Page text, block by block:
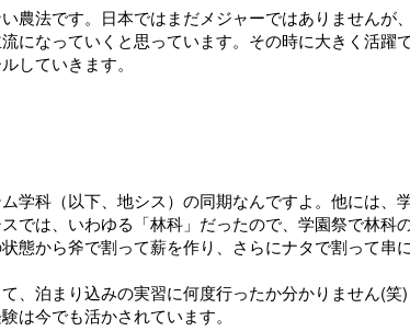
農法です。日本ではまだメジャーではありませんが
になっていくと思っています。その時に大きく活躍
していきます。
学科（以下、地シス）の同期なんですよ。他には、
では、いわゆる「林科」だったので、学園祭で林科
態から斧で割って薪を作り、さらにナタで割って串
、泊まり込みの実習に何度行ったか分かりません(
は今でも活かされています。